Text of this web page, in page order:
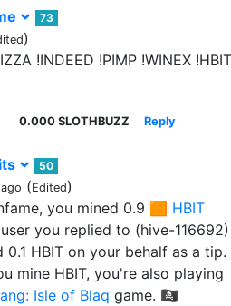
73
)
!INDEED !PIMP !WINEX !HBIT
0.000 SLOTHBUZZ Reply
50
(Edited)
you mined 0.9 🟧 HBIT
you replied to (hive-116692)
0.1 HBIT on your behalf as a tip.
mine HBIT, you're also playing
Isle of Blaq game. 🏴‍☠️